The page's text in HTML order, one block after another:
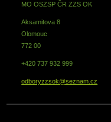
MO OSZSP ČR ZZS OK
Aksamitova 8
Olomouc
772 00
+420 737 932 999
odboryzzsok@seznam.cz